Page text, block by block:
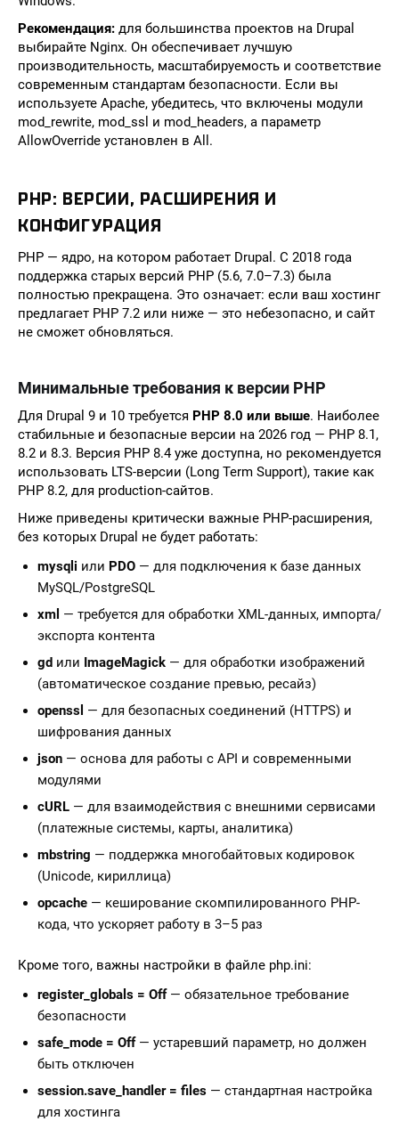
Рекомендация: для большинства проектов на Drupal
выбирайте Nginx. Он обеспечивает лучшую
производительность, масштабируемость и соответствие
современным стандартам безопасности. Если вы
используете Apache, убедитесь, что включены модули
mod_rewrite, mod_ssl и mod_headers, а параметр
AllowOverride установлен в All.
PHP: ВЕРСИИ, РАСШИРЕНИЯ И
КОНФИГУРАЦИЯ
PHP — ядро, на котором работает Drupal. С 2018 года
поддержка старых версий PHP (5.6, 7.0–7.3) была
полностью прекращена. Это означает: если ваш хостинг
предлагает PHP 7.2 или ниже — это небезопасно, и сайт
не сможет обновляться.
Минимальные требования к версии PHP
Для Drupal 9 и 10 требуется PHP 8.0 или выше. Наиболее
стабильные и безопасные версии на 2026 год — PHP 8.1,
8.2 и 8.3. Версия PHP 8.4 уже доступна, но рекомендуется
использовать LTS-версии (Long Term Support), такие как
PHP 8.2, для production-сайтов.
Ниже приведены критически важные PHP-расширения,
без которых Drupal не будет работать:
mysqli или PDO — для подключения к базе данных
MySQL/PostgreSQL
xml — требуется для обработки XML-данных, импорта/
экспорта контента
gd или ImageMagick — для обработки изображений
(автоматическое создание превью, ресайз)
openssl — для безопасных соединений (HTTPS) и
шифрования данных
json — основа для работы с API и современными
модулями
cURL — для взаимодействия с внешними сервисами
(платежные системы, карты, аналитика)
mbstring — поддержка многобайтовых кодировок
(Unicode, кириллица)
opcache — кеширование скомпилированного PHP-
кода, что ускоряет работу в 3–5 раз
Кроме того, важны настройки в файле php.ini:
register_globals = Off— обязательное требование
безопасности
safe_mode = Off— устаревший параметр, но должен
быть отключен
session.save_handler = files — стандартная настройка
для хостинга